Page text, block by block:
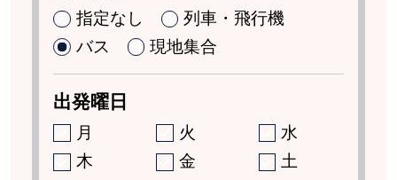
指定なし
列車・飛行機
バス
現地集合
出発曜日
月 火
水
木
金
土